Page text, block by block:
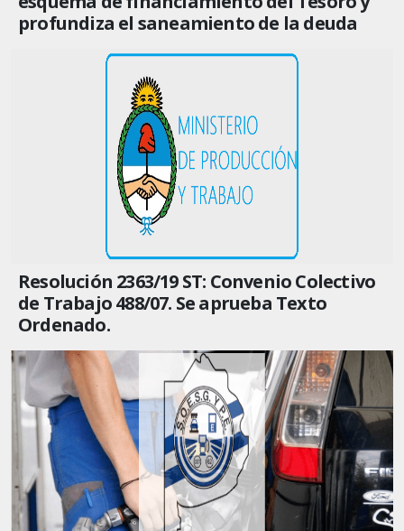
profundiza el saneamiento de la deuda
Resolución 2363/19 ST: Convenio Colectivo
de Trabajo 488/07. Se aprueba Texto
Ordenado.